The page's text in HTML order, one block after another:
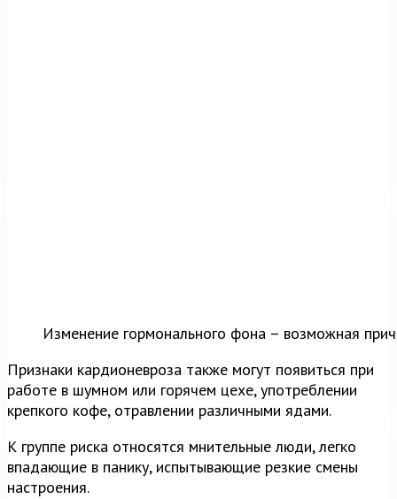
Изменение гормонального фона – возможная
Признаки кардионевроза также могут появиться при
работе в шумном или горячем цехе, употреблении
крепкого кофе, отравлении различными ядами.
К группе риска относятся мнительные люди, легко
впадающие в панику, испытывающие резкие смены
настроения.